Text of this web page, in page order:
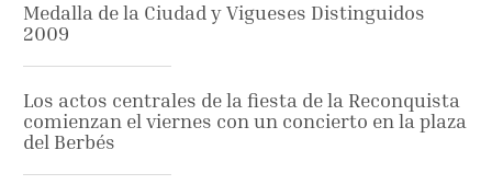
Medalla de la Ciudad y Vigueses Distinguidos
2009
Los actos centrales de la fiesta de la Reconquista
comienzan el viernes con un concierto en la plaza
del Berbés